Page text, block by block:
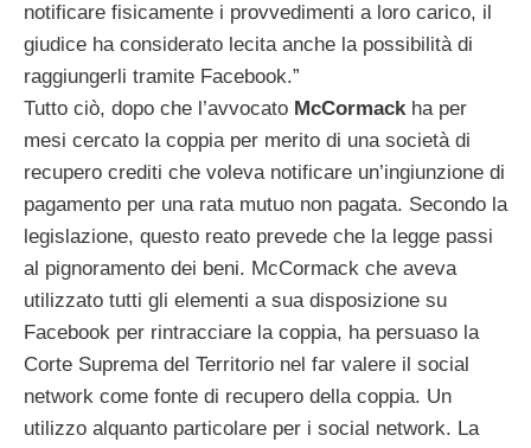
notificare fisicamente i provvedimenti a loro carico, il
giudice ha considerato lecita anche la possibilità di
raggiungerli tramite Facebook.”
Tutto ciò, dopo che l’avvocato McCormackha per
mesi cercato la coppia per merito di una società di
recupero crediti che voleva notificare un’ingiunzione di
pagamento per una rata mutuo non pagata. Secondo la
legislazione, questo reato prevede che la legge passi
al pignoramento dei beni. McCormack che aveva
utilizzato tutti gli elementi a sua disposizione su
Facebook per rintracciare la coppia, ha persuaso la
Corte Suprema del Territorio nel far valere il social
network come fonte di recupero della coppia. Un
utilizzo alquanto particolare per i social network. La